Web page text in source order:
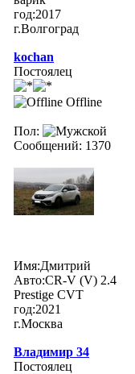
год:2017
г.Волгоград
kochan
Постоялец
Offline
Пол:
Сообщений: 1370
Имя:Дмитрий
Авто:CR-V (V) 2.4
Prestige CVT
год:2021
г.Москва
Владимир 34
Постоялец